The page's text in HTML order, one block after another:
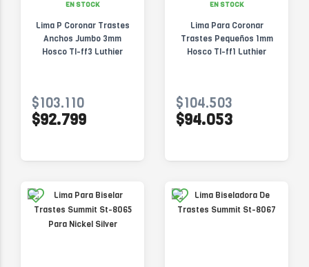
EN STOCK
Lima P Coronar Trastes
Anchos Jumbo 3mm
Hosco Tl-ff3 Luthier
$103.110
$92.799
EN STOCK
Lima Para Coronar
Trastes Pequeños 1mm
Hosco Tl-ff1 Luthier
$104.503
$94.053